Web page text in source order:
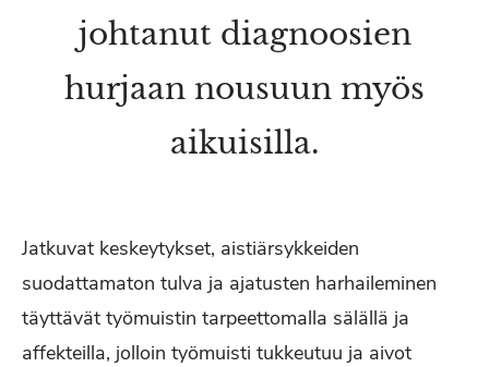
johtanut diagnoosien
hurjaan nousuun myös
aikuisilla.
Jatkuvat keskeytykset, aistiärsykkeiden
suodattamaton tulva ja ajatusten harhaileminen
täyttävät työmuistin tarpeettomalla sälällä ja
affekteilla, jolloin työmuisti tukkeutuu ja aivot